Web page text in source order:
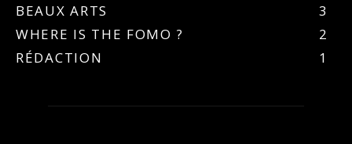
BEAUX ARTS
3
WHERE IS THE FOMO ?
2
RÉDACTION
1